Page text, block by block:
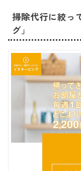
掃除代行に絞っ
グ」